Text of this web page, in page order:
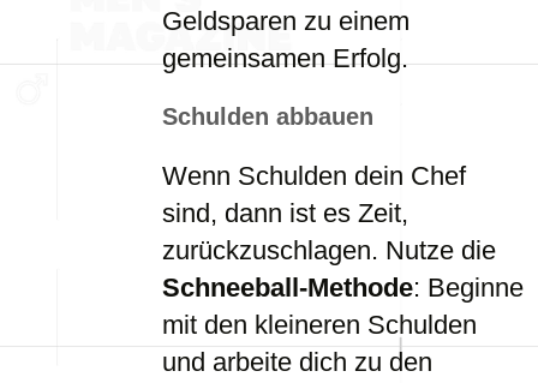
Geldsparen zu einem
gemeinsamen Erfolg.
Schulden abbauen
Wenn Schulden dein Chef
sind, dann ist es Zeit,
zurückzuschlagen. Nutze die
Schneeball-Methode: Beginne
mit den kleineren Schulden
und arbeite dich zu den